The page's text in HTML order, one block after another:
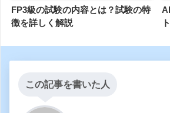
FP3級の試験の内容とは？試験の特
徴を詳しく解説
この記事を書いた人